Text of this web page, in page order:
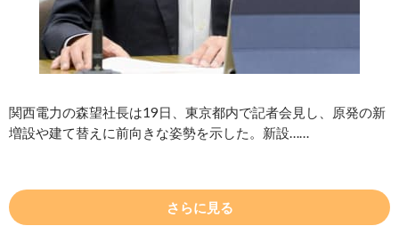
関西電力の森望社長は19日、東京都内で記者会見し、原発の新
増設や建て替えに前向きな姿勢を示した。新設……
さらに見る